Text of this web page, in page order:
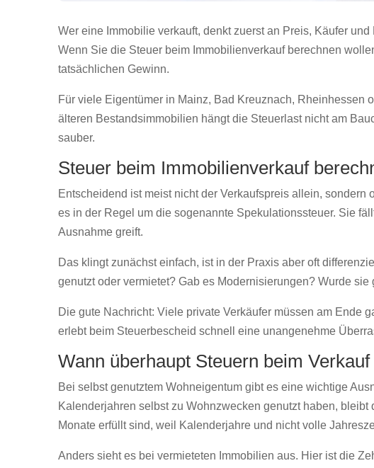
Steuer beim
Wer eine Immobilie verkauft, denkt zuerst an Preis, Käufer
Wenn Sie die Steuer beim Immobilienverkauf berechnen
tatsächlichen Gewinn.
Für viele Eigentümer in Mainz, Bad Kreuznach, Rheinhessen
älteren Bestandsimmobilien hängt die Steuerlast nicht am
sauber.
Steuer beim Immobilienverkauf
Entscheidend ist meist nicht der Verkaufspreis allein,
es in der Regel um die sogenannte Spekulationssteuer. Sie
Ausnahme greift.
Das klingt zunächst einfach, ist in der Praxis aber oft
genutzt oder vermietet? Gab es Modernisierungen? Wurde
Die gute Nachricht: Viele private Verkäufer müssen am Ende
erlebt beim Steuerbescheid schnell eine unangenehme
Wann überhaupt Steuern beim
Bei selbst genutztem Wohneigentum gibt es eine wichtige
Kalenderjahren selbst zu Wohnzwecken genutzt haben,
Monate erfüllt sind, weil Kalenderjahre und nicht volle
Anders sieht es bei vermieteten Immobilien aus. Hier ist die